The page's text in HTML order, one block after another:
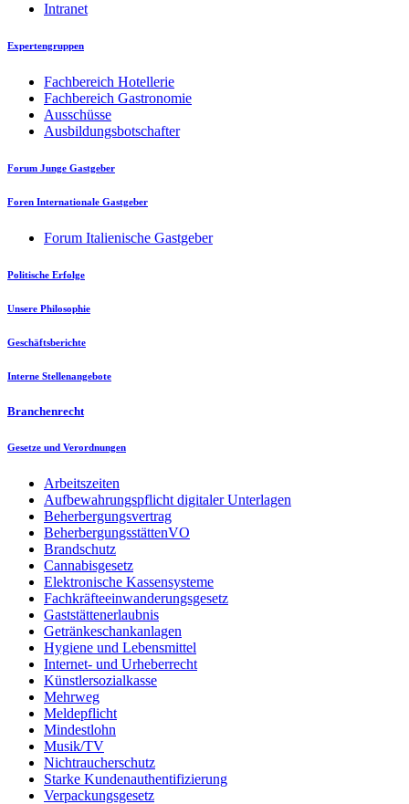
Intranet
Expertengruppen
Fachbereich Hotellerie
Fachbereich Gastronomie
Ausschüsse
Ausbildungsbotschafter
Forum Junge Gastgeber
Foren Internationale Gastgeber
Forum Italienische Gastgeber
Politische Erfolge
Unsere Philosophie
Geschäftsberichte
Interne Stellenangebote
Branchenrecht
Gesetze und Verordnungen
Arbeitszeiten
Aufbewahrungspflicht digitaler Unterlagen
Beherbergungsvertrag
BeherbergungsstättenVO
Brandschutz
Cannabisgesetz
Elektronische Kassensysteme
Fachkräfteeinwanderungsgesetz
Gaststättenerlaubnis
Getränkeschankanlagen
Hygiene und Lebensmittel
Internet- und Urheberrecht
Künstlersozialkasse
Mehrweg
Meldepflicht
Mindestlohn
Musik/TV
Nichtraucherschutz
Starke Kundenauthentifizierung
Verpackungsgesetz